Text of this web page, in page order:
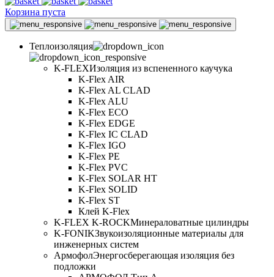
Корзина пуста
Теплоизоляция
K-FLEXИзоляция из вспененного каучука
K-Flex AIR
K-Flex AL CLAD
K-Flex ALU
K-Flex ECO
K-Flex EDGE
K-Flex IC CLAD
K-Flex IGO
K-Flex PE
K-Flex PVC
K-Flex SOLAR HT
K-Flex SOLID
K-Flex ST
Клей K-Flex
K-FLEX K-ROCKМинераловатные цилиндры
K-FONIKЗвукоизоляционные материалы для
инженерных систем
АрмофолЭнергосберегающая изоляция без
подложки